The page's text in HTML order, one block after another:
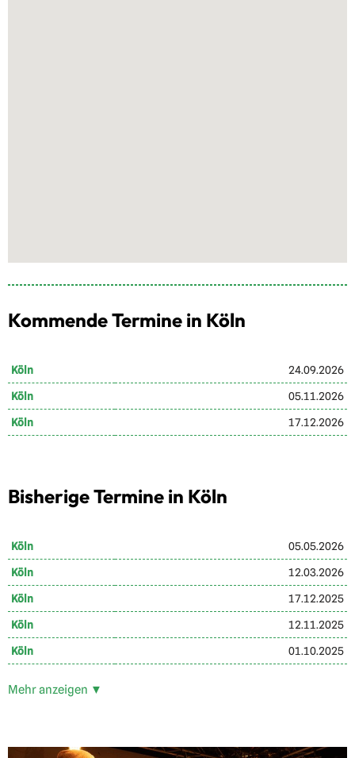
Kommende Termine in Köln
Köln 24.09.2026
Köln 05.11.2026
Köln 17.12.2026
Bisherige Termine in Köln
Köln 05.05.2026
Köln 12.03.2026
Köln 17.12.2025
Köln 12.11.2025
Köln 01.10.2025
Mehr anzeigen ▼